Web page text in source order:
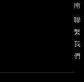
南
聯
繫
我
們